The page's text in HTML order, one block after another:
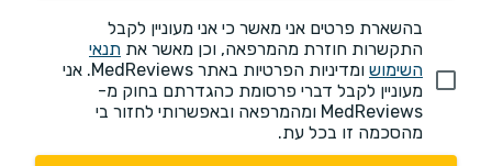
בהשארת פרטים אני מאשר כי אני מעוניין לקבל
התקשרות חוזרת מהמרפאה, וכן מאשר את תנאי
השימוש
ומדיניות הפרטיות באתר MedReviews. אני
מעוניין לקבל דברי פרסומת כהגדרתם בחוק מ-
MedReviews ומהמרפאה ובאפשרותי לחזור בי
מהסכמה זו בכל עת.